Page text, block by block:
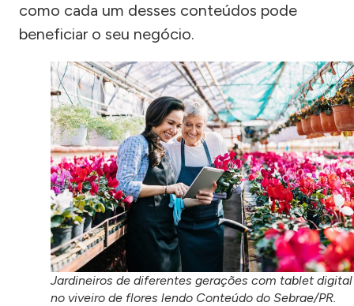
como cada um desses conteúdos pode
beneficiar o seu negócio.
Jardineiros de diferentes gerações com tablet digital
no viveiro de flores lendo Conteúdo do Sebrae/PR.